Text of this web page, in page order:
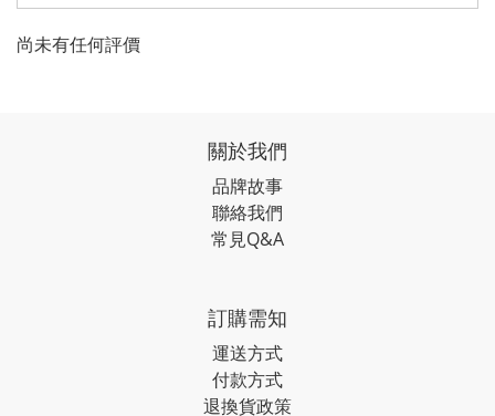
尚未有任何評價
關於我們
品牌故事
聯絡我們
常見Q&A
訂購需知
運送方式
付款方式
退換貨政策